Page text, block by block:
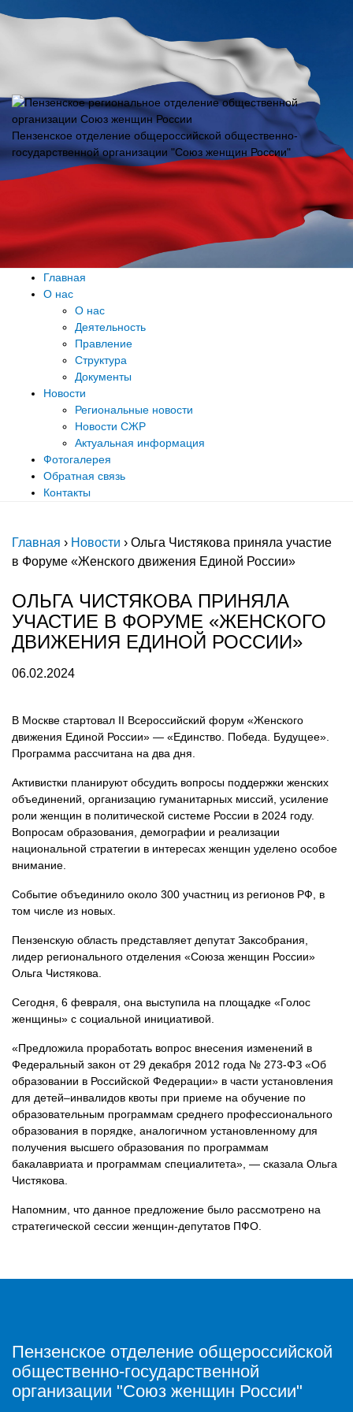
Пензенское отделение общероссийской общественно-
государственной организации "Союз женщин России"
Главная
О нас
О нас
Деятельность
Правление
Структура
Документы
Новости
Региональные новости
Новости СЖР
Актуальная информация
Фотогалерея
Обратная связь
Контакты
Главная › Новости › Ольга Чистякова приняла участие
в Форуме «Женского движения Единой России»
ОЛЬГА ЧИСТЯКОВА ПРИНЯЛА
УЧАСТИЕ В ФОРУМЕ «ЖЕНСКОГО
ДВИЖЕНИЯ ЕДИНОЙ РОССИИ»
06.02.2024
В Москве стартовал II Всероссийский форум «Женского
движения Единой России» — «Единство. Победа. Будущее».
Программа рассчитана на два дня.
Активистки планируют обсудить вопросы поддержки женских
объединений, организацию гуманитарных миссий, усиление
роли женщин в политической системе России в 2024 году.
Вопросам образования, демографии и реализации
национальной стратегии в интересах женщин уделено особое
внимание.
Событие объединило около 300 участниц из регионов РФ, в
том числе из новых.
Пензенскую область представляет депутат Заксобрания,
лидер регионального отделения «Союза женщин России»
Ольга Чистякова.
Сегодня, 6 февраля, она выступила на площадке «Голос
женщины» с социальной инициативой.
«Предложила проработать вопрос внесения изменений в
Федеральный закон от 29 декабря 2012 года № 273-ФЗ «Об
образовании в Российской Федерации» в части установления
для детей–инвалидов квоты при приеме на обучение по
образовательным программам среднего профессионального
образования в порядке, аналогичном установленному для
получения высшего образования по программам
бакалавриата и программам специалитета», — сказала Ольга
Чистякова.
Напомним, что данное предложение было рассмотрено на
стратегической сессии женщин-депутатов ПФО.
Пензенское отделение общероссийской
общественно-государственной
организации "Союз женщин России"